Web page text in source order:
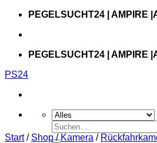
Zum
springen
PEGELSUCHT24 | AMPIRE
PEGELSUCHT24 | AMPIRE
PS24
Suchen
nach:
Start / Shop / Kamera /